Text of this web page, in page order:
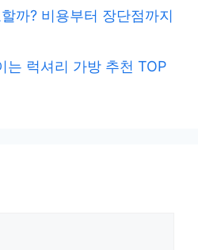
까? 비용부터 장단점까지
는 럭셔리 가방 추천 TOP